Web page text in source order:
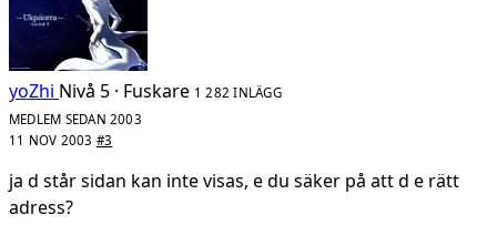
yoZhi Nivå 5 · Fuskare 1 282 INLÄGG
MEDLEM SEDAN 2003
11 NOV 2003 #3
ja d står sidan kan inte visas, e du säker på att d e rätt
adress?